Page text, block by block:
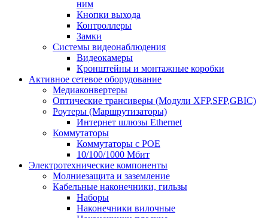
ним
Кнопки выхода
Контроллеры
Замки
Системы видеонаблюдения
Видеокамеры
Кронштейны и монтажные коробки
Активное сетевое оборудование
Медиаконвертеры
Оптические трансиверы (Модули XFP,SFP,GBIC)
Роутеры (Маршрутизаторы)
Интернет шлюзы Ethernet
Коммутаторы
Коммутаторы c POE
10/100/1000 Мбит
Электротехнические компоненты
Молниезащита и заземление
Кабельные наконечники, гильзы
Наборы
Наконечники вилочные